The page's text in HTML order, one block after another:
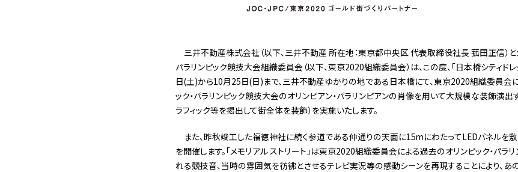
三井不動産株式会社（以下、三井不動産 所在地：東京都中央区 代表取締役社長 菰田正信）と
パラリンピック競技大会組織委員会（以下、東京2020組織委員会）は、この度、「日本橋シティド
日(土)から10月25日(日)まで、三井不動産ゆかりの地である日本橋にて、東京2020組織委員会
ック・パラリンピック競技大会のオリンピアン・パラリンピアンの肖像を用いて大規模な装飾演出す
ラフィック等を掲出して街全体を装飾）を実施いたします。
また、昨秋竣工した福徳神社に続く参道である仲通りの天面に15mにわたってLEDパネルを敷き
を開催します。「メモリアル ストリート」は東京2020組織委員会による過去のオリンピック・パラ
れる競技音、当時の雰囲気を彷彿とさせるテレビ実況等の感動シーンを再現することにより、あ